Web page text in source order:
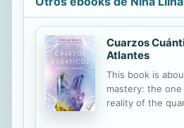
Cuarzos
Atlantes
This book is
mastery: the
reality of the
heart, where it